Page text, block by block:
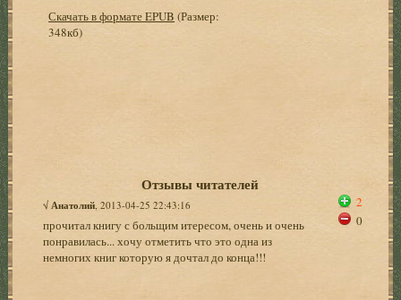
Скачать в формате EPUB (Размер:
348кб)
Отзывы читателей
√ Анатолий , 2013-04-25 22:43:16
прочитал книгу с больщим итересом, очень и очень
понравилась... хочу отметить что это одна из
немногих книг которую я дочтал до конца!!!
2
0